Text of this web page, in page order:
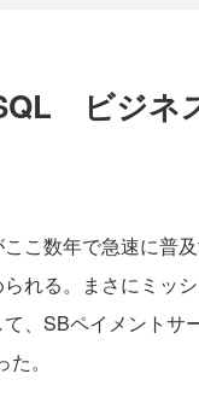
ビジネ
こ数年で急速に普
れる。まさにミッ
、SBペイメントサ
。